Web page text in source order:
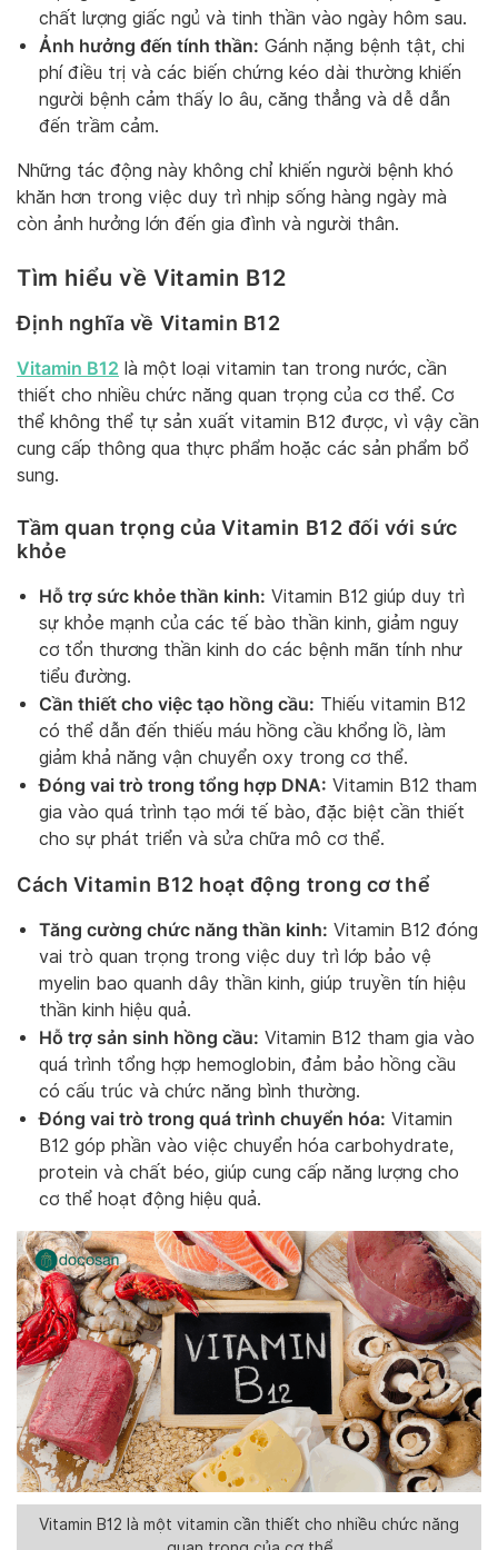
chất lượng giấc ngủ và tinh thần vào ngày hôm sau.
Ảnh hưởng đến tính thần: Gánh nặng bệnh tật, chi
phí điều trị và các biến chứng kéo dài thường khiến
người bệnh cảm thấy lo âu, căng thẳng và dễ dẫn
đến trầm cảm.
Những tác động này không chỉ khiến người bệnh khó
khăn hơn trong việc duy trì nhịp sống hàng ngày mà
còn ảnh hưởng lớn đến gia đình và người thân.
Tìm hiểu về Vitamin B12
Định nghĩa về Vitamin B12
Vitamin B12 là một loại vitamin tan trong nước, cần
thiết cho nhiều chức năng quan trọng của cơ thể. Cơ
thể không thể tự sản xuất vitamin B12 được, vì vậy cần
cung cấp thông qua thực phẩm hoặc các sản phẩm bổ
sung.
Tầm quan trọng của Vitamin B12 đối với sức
khỏe
Hỗ trợ sức khỏe thần kinh: Vitamin B12 giúp duy trì
sự khỏe mạnh của các tế bào thần kinh, giảm nguy
cơ tổn thương thần kinh do các bệnh mãn tính như
tiểu đường.
Cần thiết cho việc tạo hồng cầu: Thiếu vitamin B12
có thể dẫn đến thiếu máu hồng cầu khổng lồ, làm
giảm khả năng vận chuyển oxy trong cơ thể.
Đóng vai trò trong tổng hợp DNA: Vitamin B12 tham
gia vào quá trình tạo mới tế bào, đặc biệt cần thiết
cho sự phát triển và sửa chữa mô cơ thể.
Cách Vitamin B12 hoạt động trong cơ thể
Tăng cường chức năng thần kinh: Vitamin B12 đóng
vai trò quan trọng trong việc duy trì lớp bảo vệ
myelin bao quanh dây thần kinh, giúp truyền tín hiệu
thần kinh hiệu quả.
Hỗ trợ sản sinh hồng cầu: Vitamin B12 tham gia vào
quá trình tổng hợp hemoglobin, đảm bảo hồng cầu
có cấu trúc và chức năng bình thường.
Đóng vai trò trong quá trình chuyển hóa: Vitamin
B12 góp phần vào việc chuyển hóa carbohydrate,
protein và chất béo, giúp cung cấp năng lượng cho
cơ thể hoạt động hiệu quả.
Vitamin B12 là một vitamin cần thiết cho nhiều chức năng